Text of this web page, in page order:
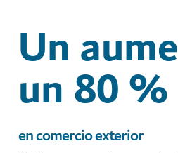
Un
un 80 %
en comercio exterior